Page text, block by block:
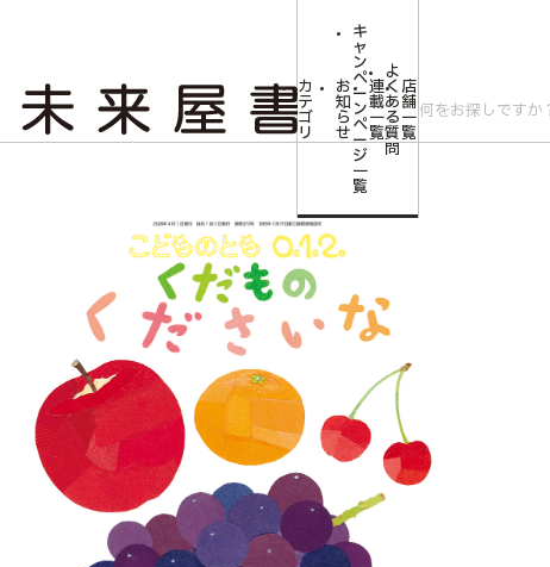
カ
テ
ゴ
リ
お
知
ら
せ
キ
ャ
ン
ペ
ー
ン
ペ
ー
ジ
一
覧
連
載
一
覧
よ
く
あ
る
質
問
店
舗
一
覧
<こどものとも0.1.2.>くだもの くださいな